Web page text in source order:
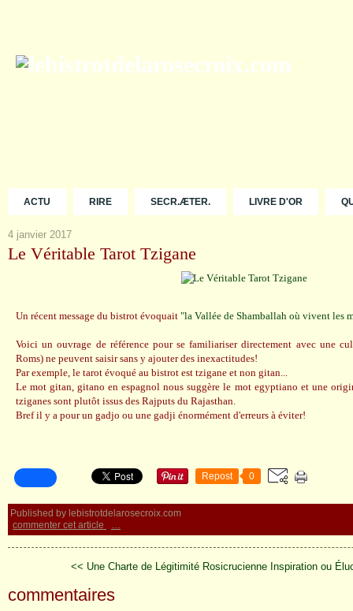
ACTU RIRE SECR.ÆTER. LIVRE D'OR
4 janvier 2017
Le Véritable Tarot Tzigane
Un récent message du bistrot évoquait "la Vallée de Shamballah où vivent les
Voici un ouvrage de référence pour se familiariser directement avec une
Roms) ne peuvent saisir sans y ajouter des inexactitudes!
Par exemple, le tarot évoqué au bistrot est tzigane et non gitan...
Le mot gitan, gitano en espagnol nous suggère le mot egyptiano et une
tziganes sont plutôt issus des Rajputs du Rajasthan.
Bref il y a pour un gadjo ou une gadji énormément d'erreurs à éviter!
Repost 0
Published by lebistrotdelarosecroix.com
commenter cet article
…
<< Une Charte de Légitimité Rosicrucienne Inspiration ou
commentaires